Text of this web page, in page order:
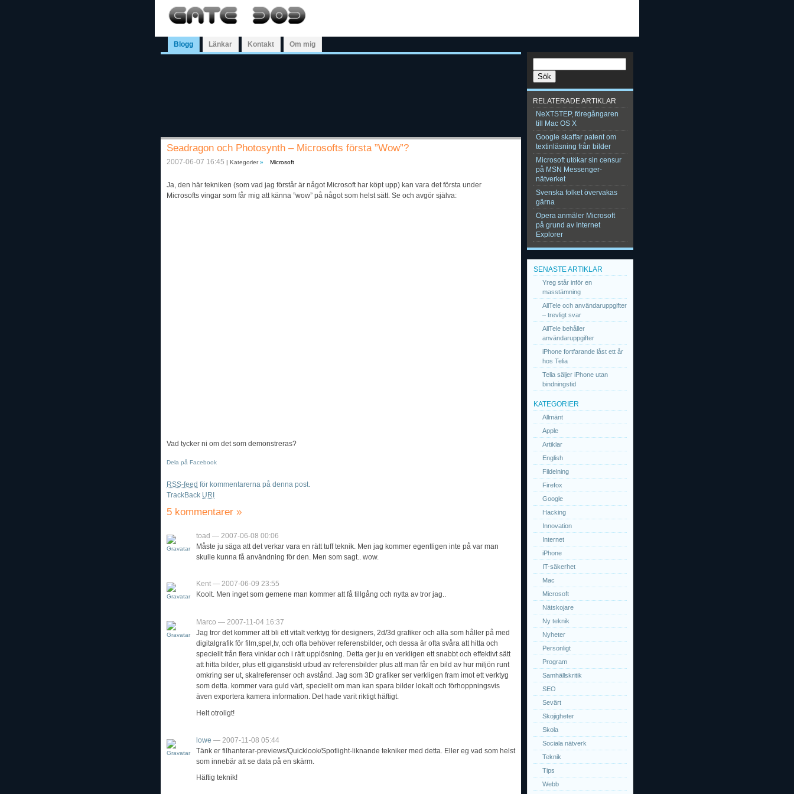
Blogg Länkar Kontakt Om mig
Seadragon och Photosynth – Microsofts första ”Wow”?
2007-06-07 16:45 | Kategorier» Microsoft
Ja, den här tekniken (som vad jag förstår är något Microsoft har köpt upp) kan vara det första under
Microsofts vingar som får mig att känna ”wow” på något som helst sätt. Se och avgör själva:
Vad tycker ni om det som demonstreras?
Dela på Facebook
RSS-feed för kommentarerna på denna post.
TrackBack URI
5 kommentarer »
toad — 2007-06-08 00:06
Måste ju säga att det verkar vara en rätt tuff teknik. Men jag kommer egentligen inte på var man
skulle kunna få användning för den. Men som sagt.. wow.
Kent — 2007-06-09 23:55
Koolt. Men inget som gemene man kommer att få tillgång och nytta av tror jag..
Marco — 2007-11-04 16:37
Jag tror det kommer att bli ett vitalt verktyg för designers, 2d/3d grafiker och alla som håller på med
digitalgrafik för film,spel,tv, och ofta behöver referensbilder, och dessa är ofta svåra att hitta och
speciellt från flera vinklar och i rätt upplösning. Detta ger ju en verkligen ett snabbt och effektivt sätt
att hitta bilder, plus ett giganstiskt utbud av referensbilder plus att man får en bild av hur miljön runt
omkring ser ut, skalreferenser och avstånd. Jag som 3D grafiker ser verkligen fram imot ett verktyg
som detta. kommer vara guld värt, speciellt om man kan spara bilder lokalt och förhoppningsvis
även exportera kamera information. Det hade varit riktigt häftigt.
Helt otroligt!
lowe — 2007-11-08 05:44
Tänk er filhanterar-previews/Quicklook/Spotlight-liknande tekniker med detta. Eller eg vad som helst
som innebär att se data på en skärm.
Häftig teknik!
RELATERADE ARTIKLAR
NeXTSTEP, föregångaren
till Mac OS X
Google skaffar patent om
textinläsning från bilder
Microsoft utökar sin censur
på MSN Messenger-
nätverket
Svenska folket övervakas
gärna
Opera anmäler Microsoft
på grund av Internet
Explorer
SENASTE ARTIKLAR
Yreg står inför en
masstämning
AllTele och användaruppgifter
– trevligt svar
AllTele behåller
användaruppgifter
iPhone fortfarande låst ett år
hos Telia
Telia säljer iPhone utan
bindningstid
KATEGORIER
Allmänt
Apple
Artiklar
English
Fildelning
Firefox
Google
Hacking
Innovation
Internet
iPhone
IT-säkerhet
Mac
Microsoft
Nätskojare
Ny teknik
Nyheter
Personligt
Program
Samhällskritik
SEO
Sevärt
Skojigheter
Skola
Sociala nätverk
Teknik
Tips
Webb